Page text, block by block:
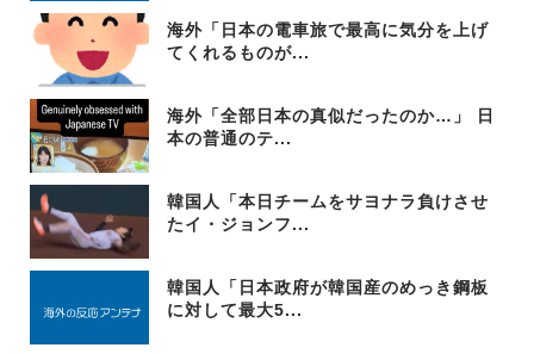
海外「日本の電車旅で最高に気分を上げ
てくれるものが...
海外「全部日本の真似だったのか…」 日
本の普通のテ...
韓国人「本日チームをサヨナラ負けさせ
たイ・ジョンフ...
韓国人「日本政府が韓国産のめっき鋼板
に対して最大5...